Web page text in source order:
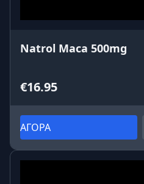
Natrol Maca 500mg
€16.95
ΑΓΟΡΑ